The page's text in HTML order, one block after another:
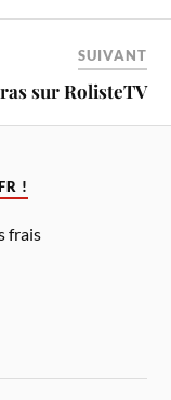
SUIVANT
sur RolisteTV
!
frais